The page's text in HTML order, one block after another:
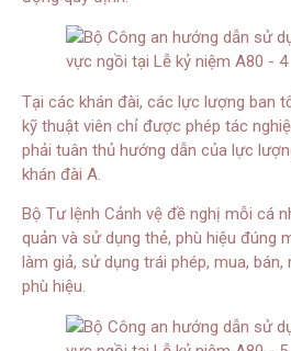
Tại các khán đài, các lực lượng ban
kỹ thuật viên chỉ được phép tác
phải tuân thủ hướng dẫn của lực
khán đài A.
Bộ Tư lệnh Cảnh vệ đề nghị mỗi cá
quản và sử dụng thẻ, phù hiệu đúng
làm giả, sử dụng trái phép, mua,
phù hiệu.